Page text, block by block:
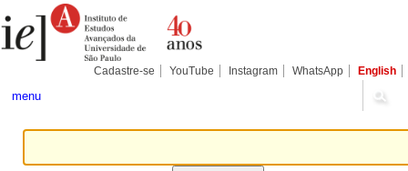
para
conteúdo.
Pessoais
Cadastre-se YouTube Instagram WhatsApp English
menu